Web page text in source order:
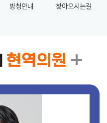
방청안내 찾아오시는길
현역의원